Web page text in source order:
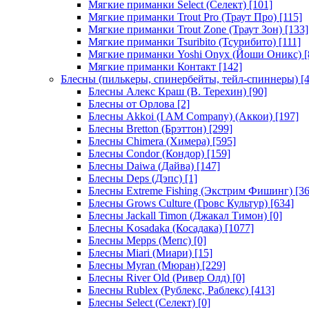
Мягкие приманки Select (Селект) [101]
Мягкие приманки Trout Pro (Траут Про) [115]
Мягкие приманки Trout Zone (Траут Зон) [133]
Мягкие приманки Tsuribito (Тсурибито) [111]
Мягкие приманки Yoshi Onyx (Йоши Оникс)
Мягкие приманки Контакт [142]
Блесны (пилькеры, спинербейты, тейл-спиннеры)
Блесны Алекс Краш (В. Терехин) [90]
Блесны от Орлова [2]
Блесны Akkoi (I AM Company) (Аккои) [197]
Блесны Bretton (Брэттон) [299]
Блесны Chimera (Химера) [595]
Блесны Condor (Кондор) [159]
Блесны Daiwa (Дайва) [147]
Блесны Deps (Дэпс) [1]
Блесны Extreme Fishing (Экстрим Фишинг)
Блесны Grows Culture (Гровс Культур) [634]
Блесны Jackall Timon (Джакал Тимон) [0]
Блесны Kosadaka (Косадака) [1077]
Блесны Mepps (Мепс) [0]
Блесны Miari (Миари) [15]
Блесны Myran (Мюран) [229]
Блесны River Old (Ривер Олд) [0]
Блесны Rublex (Рублекс, Раблекс) [413]
Блесны Select (Селект) [0]